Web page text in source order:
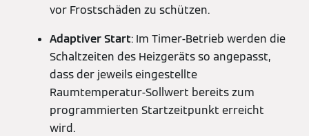
vor Frostschäden zu schützen.
Adaptiver Start: Im Timer-Betrieb werden die
Schaltzeiten des Heizgeräts so angepasst,
dass der jeweils eingestellte
Raumtemperatur-Sollwert bereits zum
programmierten Startzeitpunkt erreicht
wird.